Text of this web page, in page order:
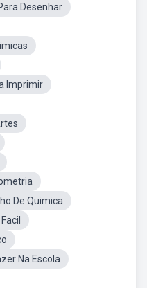
Desenhar
Imprimir
De Quimica
Na Escola